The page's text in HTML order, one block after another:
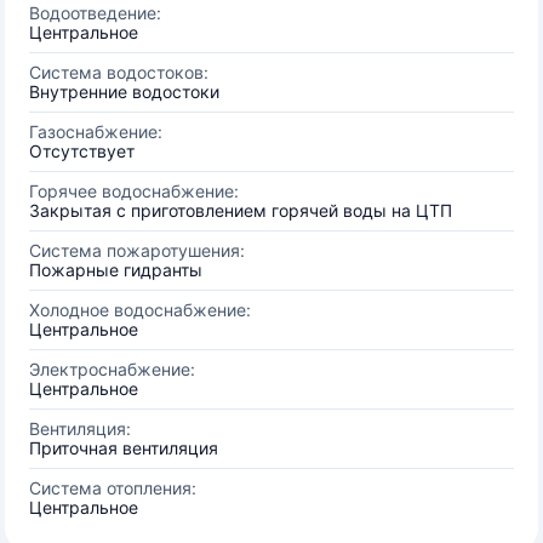
Водоотведение:
Центральное
Система водостоков:
Внутренние водостоки
Газоснабжение:
Отсутствует
Горячее водоснабжение:
Закрытая с приготовлением горячей воды на ЦТП
Система пожаротушения:
Пожарные гидранты
Холодное водоснабжение:
Центральное
Электроснабжение:
Центральное
Вентиляция:
Приточная вентиляция
Система отопления:
Центральное